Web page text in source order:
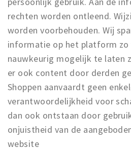
Parkeren
Bezienswaardigheden
Musea, theaters & podia
Uitjes & activiteiten
Toeristische routes
Natuurgebieden
Baroniepoorten
Sport
rechten worden ontleend.
worden voorbehouden. Wij
informatie op het platform zo
nauwkeurig mogelijk te laten
er ook content door derden
Shoppen aanvaardt geen
verantwoordelijkheid voor
dan ook ontstaan door
onjuistheid van de
website